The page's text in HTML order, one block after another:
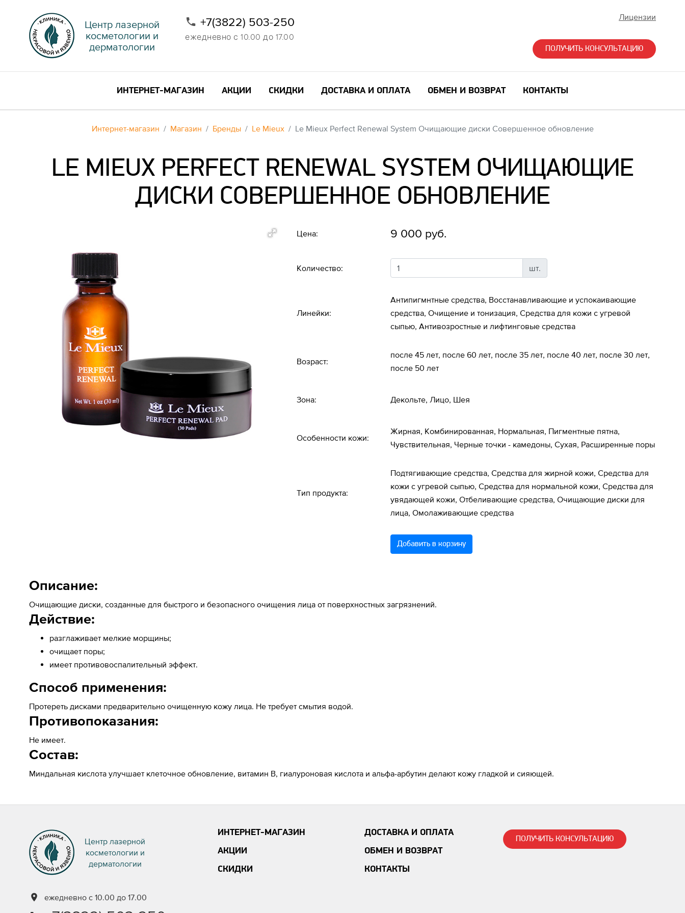
Центр лазерной
косметологии и
дерматологии
+7(3822) 503-250
ежедневно с 10.00 до 17.00
Лицензии
ПОЛУЧИТЬ КОНСУЛЬТАЦИЮ
ИНТЕРНЕТ-МАГАЗИН АКЦИИ СКИДКИ ДОСТАВКА И ОПЛАТА ОБМЕН И ВОЗВРАТ КОНТАКТЫ
Интернет-магазин Магазин Бренды Le Mieux Le Mieux Perfect Renewal System Очищающие диски Совершенное обновление
LE MIEUX PERFECT RENEWAL SYSTEM ОЧИЩАЮЩИЕ
ДИСКИ СОВЕРШЕННОЕ ОБНОВЛЕНИЕ
Цена: 9 000 руб.
Количество: шт.
Линейки:
Антипигмнтные средства, Восстанавливающие и успокаивающие
средства, Очищение и тонизация, Средства для кожи с угревой
сыпью, Антивозростные и лифтинговые средства
Возраст:
после 45 лет, после 60 лет, после 35 лет, после 40 лет, после 30 лет,
после 50 лет
Зона: Декольте, Лицо, Шея
Особенности кожи:
Жирная, Комбинированная, Нормальная, Пигментные пятна,
Чувствительная, Черные точки - камедоны, Сухая, Расширенные поры
Тип продукта:
Подтягивающие средства, Средства для жирной кожи, Средства для
кожи с угревой сыпью, Средства для нормальной кожи, Средства для
увядающей кожи, Отбеливающие средства, Очищающие диски для
лица, Омолаживающие средства
Добавить в корзину
Описание:
Очищающие диски, созданные для быстрого и безопасного очищения лица от поверхностных загрязнений.
Действие:
разглаживает мелкие морщины;
очищает поры;
имеет противовоспалительный эффект.
Способ применения:
Протереть дисками предварительно очищенную кожу лица. Не требует смытия водой.
Противопоказания:
Не имеет.
Состав:
Миндальная кислота улучшает клеточное обновление, витамин В, гиалуроновая кислота и альфа-арбутин делают кожу гладкой и сияющей.
Центр лазерной
косметологии и
дерматологии
ежедневно с 10.00 до 17.00
ИНТЕРНЕТ-МАГАЗИН
АКЦИИ
СКИДКИ
ДОСТАВКА И ОПЛАТА
ОБМЕН И ВОЗВРАТ
КОНТАКТЫ
ПОЛУЧИТЬ КОНСУЛЬТАЦИЮ